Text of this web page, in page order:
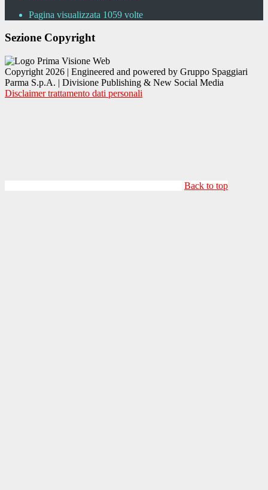
Pagina visualizzata 1059 volte
Sezione Copyright
Copyright 2026 | Engineered and powered by Gruppo Spaggiari
Parma S.p.A. | Divisione Publishing & New Social Media
Disclaimer trattamento dati personali
Back to top